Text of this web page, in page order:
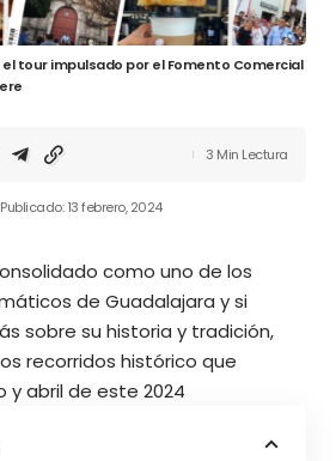
tour impulsado por el Fomento Comercial
Publicado: 13 febrero, 2024
3 Min Lectura
como uno de los
de Guadalajara y si
sobre su historia y tradición,
recorridos histórico que
y abril de este 2024